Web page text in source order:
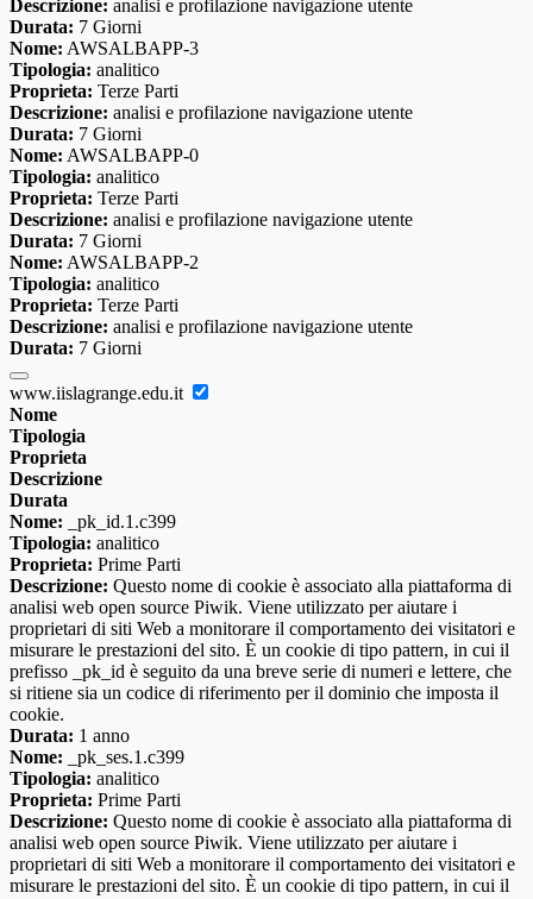
Descrizione: analisi e profilazione navigazione utente
Durata: 7 Giorni
Nome: AWSALBAPP-3
Tipologia: analitico
Proprieta: Terze Parti
Descrizione: analisi e profilazione navigazione utente
Durata: 7 Giorni
Nome: AWSALBAPP-0
Tipologia: analitico
Proprieta: Terze Parti
Descrizione: analisi e profilazione navigazione utente
Durata: 7 Giorni
Nome: AWSALBAPP-2
Tipologia: analitico
Proprieta: Terze Parti
Descrizione: analisi e profilazione navigazione utente
Durata: 7 Giorni
www.iislagrange.edu.it
Nome
Tipologia
Proprieta
Descrizione
Durata
Nome: _pk_id.1.c399
Tipologia: analitico
Proprieta: Prime Parti
Descrizione: Questo nome di cookie è associato alla piattaforma di
analisi web open source Piwik. Viene utilizzato per aiutare i
proprietari di siti Web a monitorare il comportamento dei visitatori e
misurare le prestazioni del sito. È un cookie di tipo pattern, in cui il
prefisso _pk_id è seguito da una breve serie di numeri e lettere, che
si ritiene sia un codice di riferimento per il dominio che imposta il
cookie.
Durata: 1 anno
Nome: _pk_ses.1.c399
Tipologia: analitico
Proprieta: Prime Parti
Descrizione: Questo nome di cookie è associato alla piattaforma di
analisi web open source Piwik. Viene utilizzato per aiutare i
proprietari di siti Web a monitorare il comportamento dei visitatori e
misurare le prestazioni del sito. È un cookie di tipo pattern, in cui il